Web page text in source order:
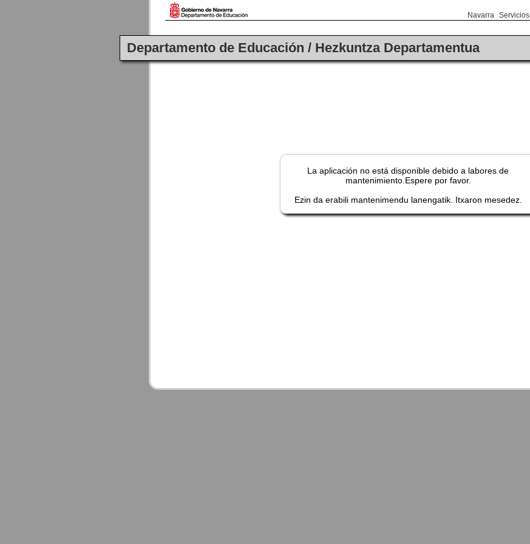
Servicios
Navarra
Departamento de Educación / Hezkuntza Departamentua
La aplicación no está disponible debido a labores de
mantenimiento.Espere por favor.
Ezin da erabili mantenimendu lanengatik. Itxaron mesedez.